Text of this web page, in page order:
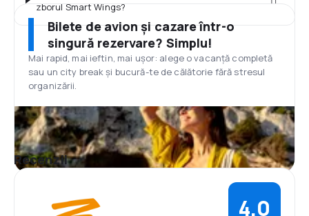
zborul Smart Wings?
Bilete de avion și cazare într-o
singură rezervare? Simplu!
Mai rapid, mai ieftin, mai ușor: alege o vacanță completă
sau un city break și bucură-te de călătorie fără stresul
organizării.
Recenzii
4,0